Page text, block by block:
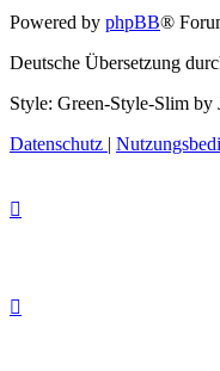
Powered by phpBB®
Deutsche Übersetzung
Style: Green-Style-Slim by
Datenschutz |